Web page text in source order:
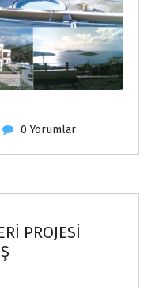
0 Yorumlar
PROJESİ